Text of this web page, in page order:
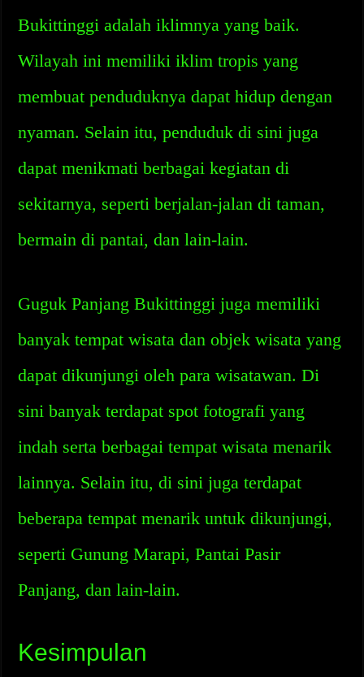
Bukittinggi adalah iklimnya yang baik.
Wilayah ini memiliki iklim tropis yang
membuat penduduknya dapat hidup dengan
nyaman. Selain itu, penduduk di sini juga
dapat menikmati berbagai kegiatan di
sekitarnya, seperti berjalan-jalan di taman,
bermain di pantai, dan lain-lain.
Guguk Panjang Bukittinggi juga memiliki
banyak tempat wisata dan objek wisata yang
dapat dikunjungi oleh para wisatawan. Di
sini banyak terdapat spot fotografi yang
indah serta berbagai tempat wisata menarik
lainnya. Selain itu, di sini juga terdapat
beberapa tempat menarik untuk dikunjungi,
seperti Gunung Marapi, Pantai Pasir
Panjang, dan lain-lain.
Kesimpulan